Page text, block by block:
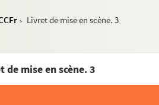
> Livret de mise en scène. 3
de mise en scène. 3